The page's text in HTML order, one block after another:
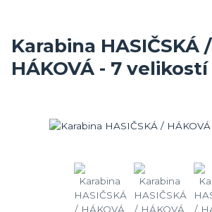
Karabina HASIČSKÁ /
HÁKOVÁ - 7 velikostí